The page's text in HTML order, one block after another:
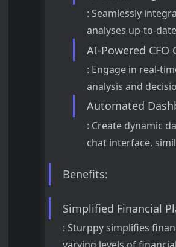
: Seamlessly
analyses up-to-
AI-Powered CFO
: Engage in real-
analysis and
Automated
: Create dynamic
chat interface,
Benefits:
Simplified Financial
: Sturppy simplifies